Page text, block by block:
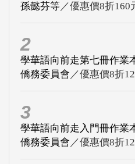
孫懿芬等／優惠價8折160
2
學華語向前走第七冊作業
僑務委員會 ／優惠價8折
3
學華語向前走入門冊作業
僑務委員會 ／優惠價8折